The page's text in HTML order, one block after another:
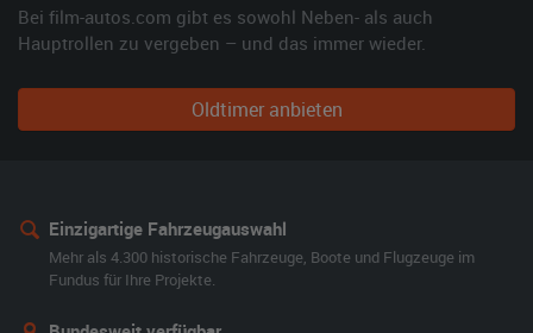
Bei film-autos.com gibt es sowohl Neben- als auch
Hauptrollen zu vergeben – und das immer wieder.
Oldtimer anbieten
Einzigartige Fahrzeugauswahl
Mehr als 4.300 historische Fahrzeuge, Boote und Flugzeuge im
Fundus für Ihre Projekte.